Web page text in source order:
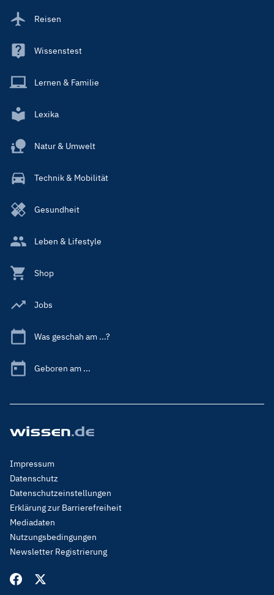
Reisen
Wissenstest
Lernen & Familie
Lexika
Natur & Umwelt
Technik & Mobilität
Gesundheit
Leben & Lifestyle
Shop
Jobs
Was geschah am ...?
Geboren am ...
Footer
Menu
Legal
Impressum
Datenschutz
Datenschutzeinstellungen
Erklärung zur Barrierefreiheit
Mediadaten
Nutzungsbedingungen
Newsletter Registrierung